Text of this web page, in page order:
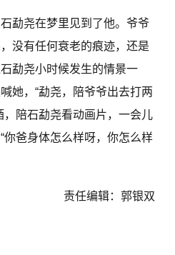
尧在梦里见到了他。爷爷
没有任何衰老的痕迹，还是
勐尧小时候发生的情景一
她，“勐尧，陪爷爷出去打两
，陪石勐尧看动画片，一会儿
你爸身体怎么样呀，你怎么样
责任编辑：郭银双